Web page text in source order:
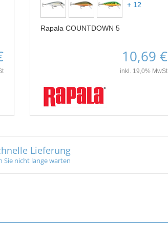
+ 12
Rapala COUNTDOWN 5
10,69 €
inkl. 19,0% MwSt
Lieferung
Sie nicht lange warten